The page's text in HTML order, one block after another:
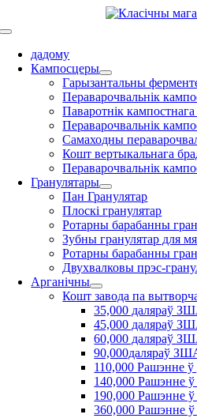
да
Пераключыць
дадому
Кампосцеры
Гарызантальны
Пераварочвальнік
Паваротнік
Пераварочвальнік
Самаходны
Кошт вертыкальнага
Пераварочвальнік
Гранулятары
Пан Гранулятар
Плоскі гранулятар
Ротарны барабанны
Зубны гранулятар для
Ротарны барабанны
Двухвалковы прэс-
Арганічны
Кошт завода па
35,000 даляраў
45,000 даляраў
60,000 даляраў
90,000даляраў
110,000 Рашэнне
140,000 Рашэнне
190,000 Рашэнне
360,000 Рашэнне